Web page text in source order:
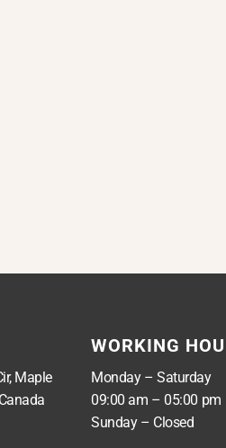
Maple
WORKING
Monday – Saturday
09:00 am – 05:00 pm
Sunday – Closed